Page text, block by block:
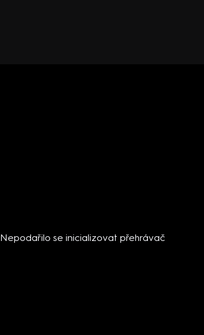
Nepodařilo se inicializovat přehrávač